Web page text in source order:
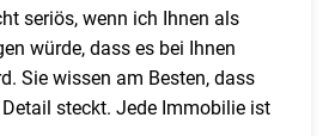
seriös, wenn ich Ihnen als
würde, dass es bei Ihnen
Sie wissen am Besten, dass
steckt. Jede Immobilie ist